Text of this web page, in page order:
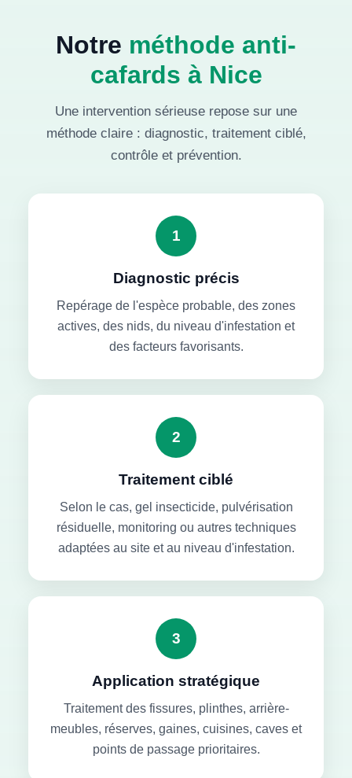
Notre méthode anti-
cafards à Nice
Une intervention sérieuse repose sur une
méthode claire : diagnostic, traitement ciblé,
contrôle et prévention.
1
Diagnostic précis
Repérage de l'espèce probable, des zones
actives, des nids, du niveau d'infestation et
des facteurs favorisants.
2
Traitement ciblé
Selon le cas, gel insecticide, pulvérisation
résiduelle, monitoring ou autres techniques
adaptées au site et au niveau d'infestation.
3
Application stratégique
Traitement des fissures, plinthes, arrière-
meubles, réserves, gaines, cuisines, caves et
points de passage prioritaires.